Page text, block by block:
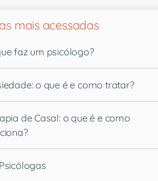
mais acessadas
faz um psicólogo?
o que é e como tratar?
de Casal: o que é e como